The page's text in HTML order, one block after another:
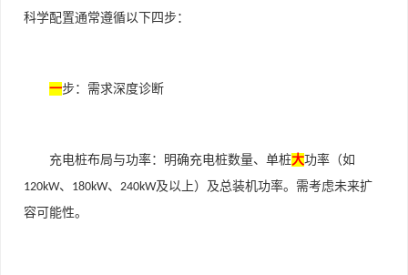
科学配置通常遵循以下四步：
一步：需求深度诊断
充电桩布局与功率：明确充电桩数量、单桩大功率（如
120kW、 180kW、 240kW及以上）及总装机功率。需考虑未来扩
容可能性。